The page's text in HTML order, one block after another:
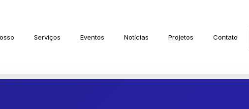
Serviços Eventos Notícias Projetos Contato